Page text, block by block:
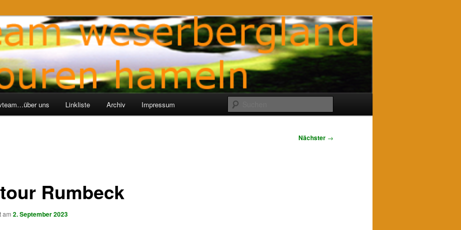
Hameln
uns Linkliste Archiv Impressum
Nächster →
Rumbeck
am 2. September 2023